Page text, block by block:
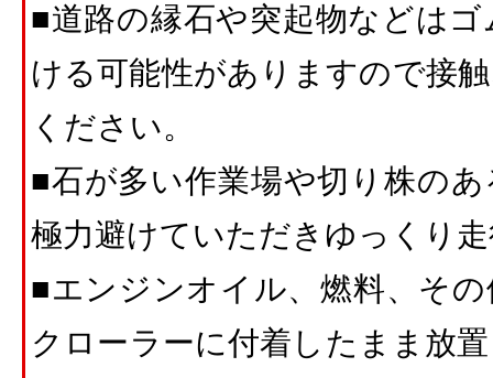
■道路の縁石や突起物などは
ける可能性がありますので接
ください。
■石が多い作業場や切り株の
極力避けていただきゆっくり
■エンジンオイル、燃料、そ
クローラーに付着したまま放